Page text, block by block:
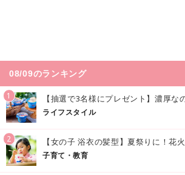
08/09のランキング
1
ライフスタイル
2
子育て・教育